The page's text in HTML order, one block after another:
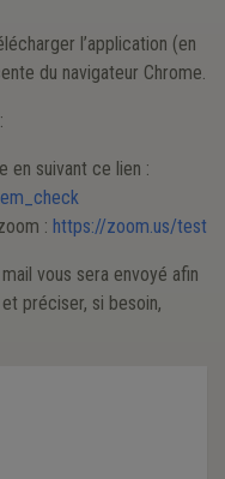
l’application (en
du navigateur Chrome.
en suivant ce lien :
: https://zoom.us/test
vous sera envoyé afin
préciser, si besoin,